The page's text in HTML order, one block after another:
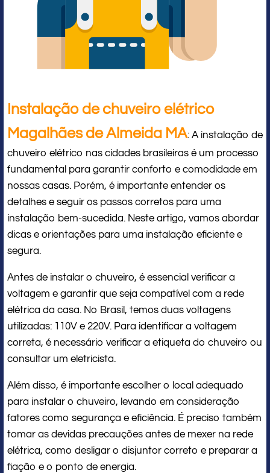
Instalação de chuveiro elétrico
Magalhães de Almeida MA: A instalação de
chuveiro elétrico nas cidades brasileiras é um processo
fundamental para garantir conforto e comodidade em
nossas casas. Porém, é importante entender os
detalhes e seguir os passos corretos para uma
instalação bem-sucedida. Neste artigo, vamos abordar
dicas e orientações para uma instalação eficiente e
segura.
Antes de instalar o chuveiro, é essencial verificar a
voltagem e garantir que seja compatível com a rede
elétrica da casa. No Brasil, temos duas voltagens
utilizadas: 110V e 220V. Para identificar a voltagem
correta, é necessário verificar a etiqueta do chuveiro ou
consultar um eletricista.
Além disso, é importante escolher o local adequado
para instalar o chuveiro, levando em consideração
fatores como segurança e eficiência. É preciso também
tomar as devidas precauções antes de mexer na rede
elétrica, como desligar o disjuntor correto e preparar a
fiação e o ponto de energia.